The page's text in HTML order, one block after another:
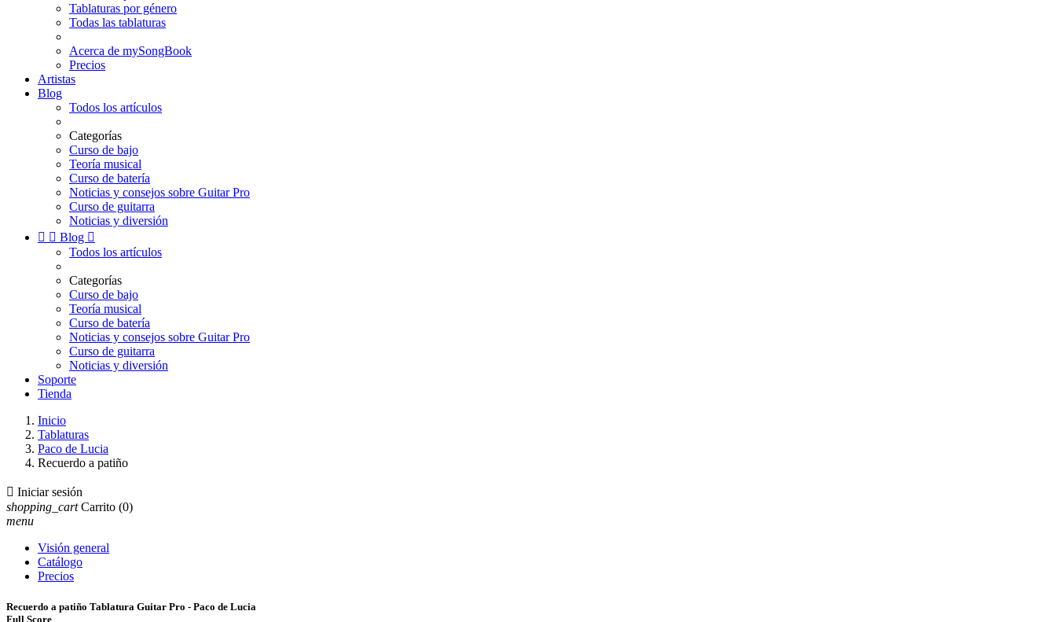
Tablaturas por género
Todas las tablaturas
Acerca de mySongBook
Precios
Artistas
Blog
Todos los artículos
Categorías
Curso de bajo
Teoría musical
Curso de batería
Noticias y consejos sobre Guitar Pro
Curso de guitarra
Noticias y diversión
  Blog 
Todos los artículos
Categorías
Curso de bajo
Teoría musical
Curso de batería
Noticias y consejos sobre Guitar Pro
Curso de guitarra
Noticias y diversión
Soporte
Tienda
Inicio
Tablaturas
Paco de Lucia
Recuerdo a patiño
 Iniciar sesión
shopping_cart Carrito (0)
menu
Visión general
Catálogo
Precios
Recuerdo a patiño Tablatura Guitar Pro - Paco de Lucia
Full Score